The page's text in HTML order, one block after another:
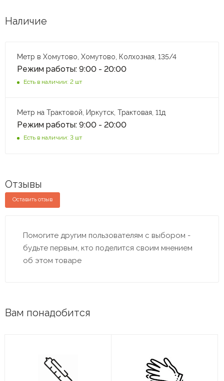
Наличие
Метр в Хомутово, Хомутово, Колхозная, 135/4
Режим работы: 9:00 - 20:00
Есть в наличии: 2 шт
Метр на Трактовой, Иркутск, Трактовая, 11д
Режим работы: 9:00 - 20:00
Есть в наличии: 3 шт
Отзывы
Оставить отзыв
Помогите другим пользователям с выбором -
будьте первым, кто поделится своим мнением
об этом товаре
Вам понадобится